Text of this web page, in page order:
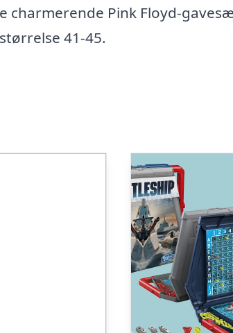
charmerende Pink Floyd-
41-45.